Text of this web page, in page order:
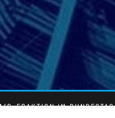
FRAKTION IM BUNDESTAG